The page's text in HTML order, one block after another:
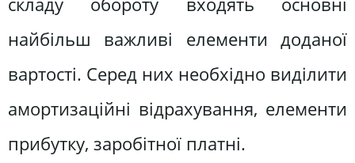
найбільш важливі елементи доданої
вартості. Серед них необхідно виділити
амортизаційні відрахування, елементи
прибутку, заробітної платні.